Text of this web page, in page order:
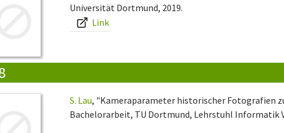
Universität Dortmund, 2019.
Link
S. Lau, "Kameraparameter historischer Fotografien
Bachelorarbeit, TU Dortmund, Lehrstuhl Informatik